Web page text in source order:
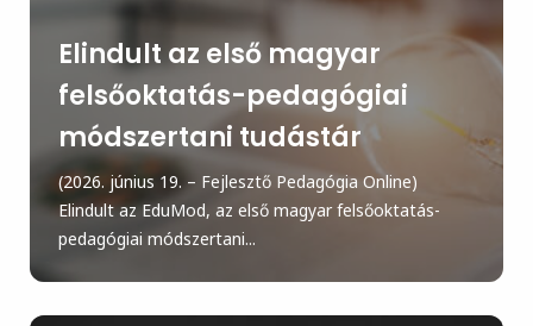
Elindult az első magyar
felsőoktatás-pedagógiai
módszertani tudástár
(2026. június 19. – Fejlesztő Pedagógia Online)
Elindult az EduMod, az első magyar felsőoktatás-
pedagógiai módszertani...